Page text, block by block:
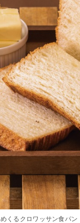
めくるクロワッサン食パ